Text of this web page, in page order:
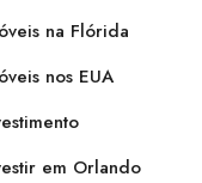
na Flórida
nos EUA
em Orlando